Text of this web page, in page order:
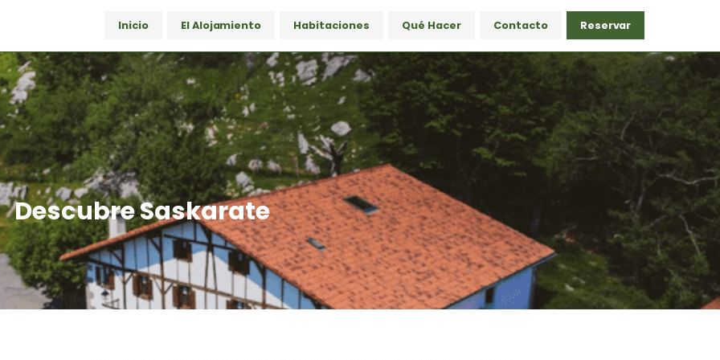
Inicio El Alojamiento Habitaciones Qué Hacer Contacto Reservar
Descubre Saskarate